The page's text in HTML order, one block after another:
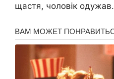
щастя, чоловік одужав.